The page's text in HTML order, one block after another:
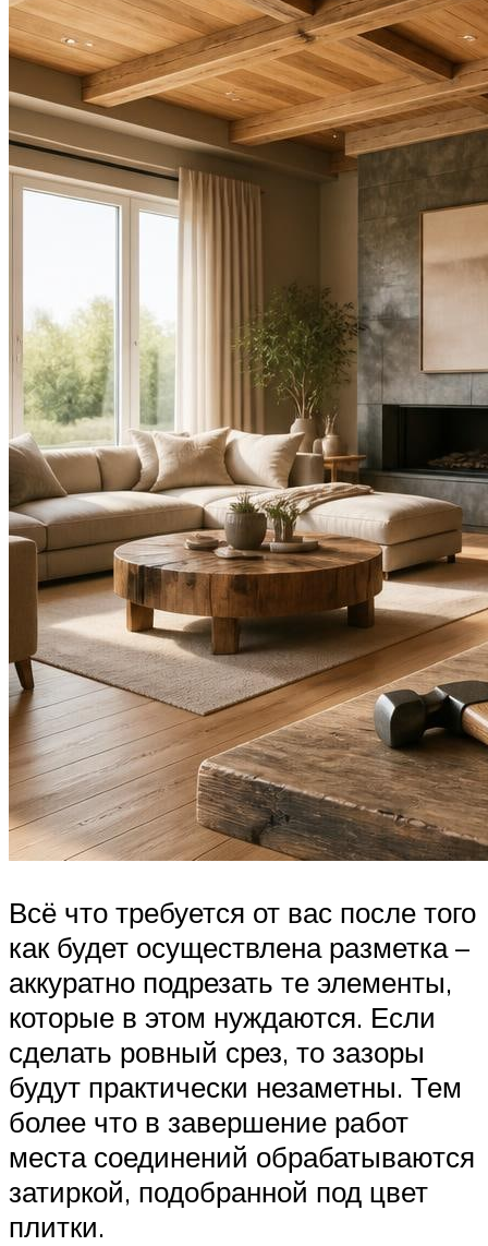
Всё что требуется от вас после того
как будет осуществлена разметка –
аккуратно подрезать те элементы,
которые в этом нуждаются. Если
сделать ровный срез, то зазоры
будут практически незаметны. Тем
более что в завершение работ
места соединений обрабатываются
затиркой, подобранной под цвет
плитки.